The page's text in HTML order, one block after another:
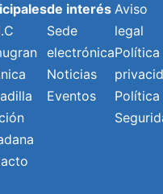
de interés
Sede
electrónica
Noticias
Eventos
Aviso
legal
Política
Política